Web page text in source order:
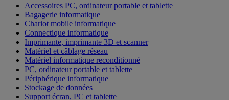
Accessoires PC, ordinateur portable et tablette
Bagagerie informatique
Chariot mobile informatique
Connectique informatique
Imprimante, imprimante 3D et scanner
Matériel et câblage réseau
Matériel informatique reconditionné
PC, ordinateur portable et tablette
Périphérique informatique
Stockage de données
Support écran, PC et tablette